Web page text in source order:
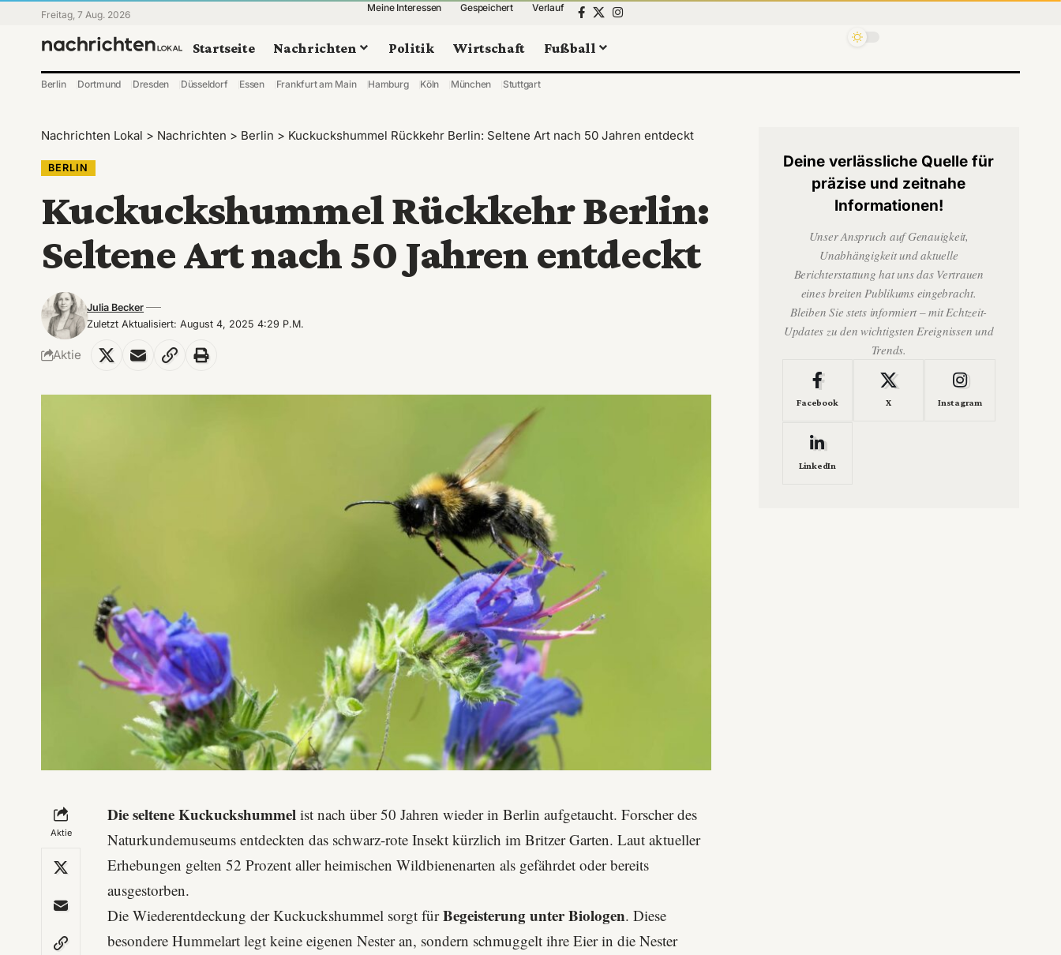
Freitag, 7 Aug. 2026
Meine Interessen Gespeichert Verlauf
Startseite Nachrichten Politik Wirtschaft Fußball
Berlin Dortmund Dresden Düsseldorf Essen Frankfurt am Main Hamburg Köln München Stuttgart
Nachrichten Lokal > Nachrichten > Berlin > Kuckuckshummel Rückkehr Berlin: Seltene Art nach 50 Jahren entdeckt
BERLIN
Kuckuckshummel Rückkehr Berlin:
Seltene Art nach 50 Jahren entdeckt
Zuletzt Aktualisiert: August 4, 2025 4:29 P.m.
Julia Becker
Aktie
Aktie
Die seltene Kuckuckshummel ist nach über 50 Jahren wieder in Berlin aufgetaucht. Forscher des
Naturkundemuseums entdeckten das schwarz-rote Insekt kürzlich im Britzer Garten. Laut aktueller
Erhebungen gelten 52 Prozent aller heimischen Wildbienenarten als gefährdet oder bereits
ausgestorben.
Die Wiederentdeckung der Kuckuckshummel sorgt fürBegeisterung unter Biologen. Diese
besondere Hummelart legt keine eigenen Nester an, sondern schmuggelt ihre Eier in die Nester
Deine verlässliche Quelle für
präzise und zeitnahe
Informationen!
Unser Anspruch auf Genauigkeit,
Unabhängigkeit und aktuelle
Berichterstattung hat uns das Vertrauen
eines breiten Publikums eingebracht.
Bleiben Sie stets informiert – mit Echtzeit-
Updates zu den wichtigsten Ereignissen und
Trends.
Facebook X Instagram
LinkedIn